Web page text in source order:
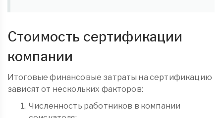
Стоимость сертификации
компании
Итоговые финансовые затраты на сертификацию
зависят от нескольких факторов:
Численность работников в компании